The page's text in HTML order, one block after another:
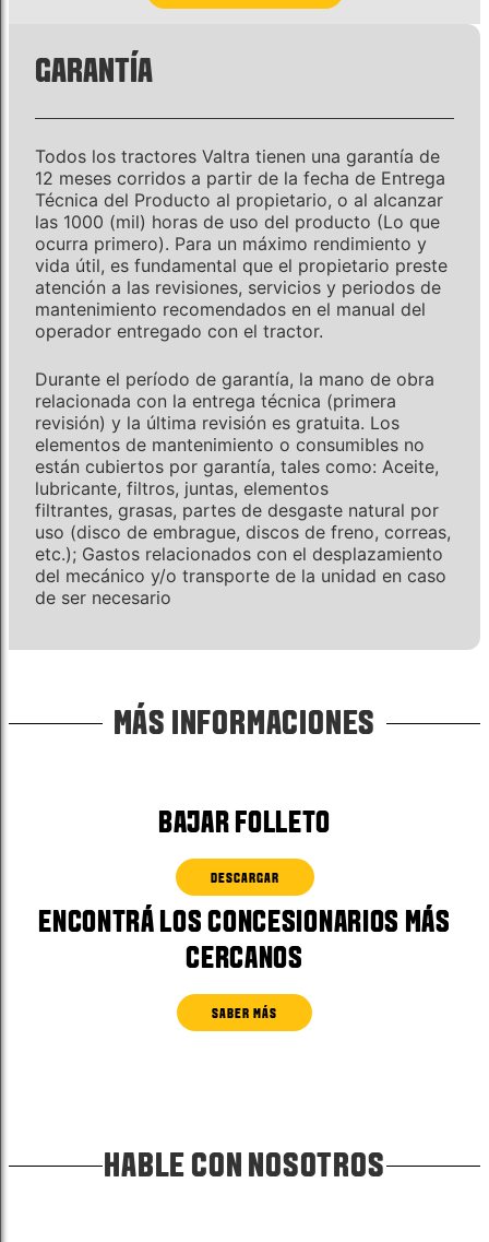
GARANTÍA
Todos los tractores Valtra tienen una garantía de
12 meses corridos a partir de la fecha de Entrega
Técnica del Producto al propietario, o al alcanzar
las 1000 (mil) horas de uso del producto (Lo que
ocurra primero). Para un máximo rendimiento y
vida útil, es fundamental que el propietario preste
atención a las revisiones, servicios y periodos de
mantenimiento recomendados en el manual del
operador entregado con el tractor.
Durante el período de garantía, la mano de obra
relacionada con la entrega técnica (primera
revisión) y la última revisión es gratuita. Los
elementos de mantenimiento o consumibles no
están cubiertos por garantía, tales como: Aceite,
lubricante, filtros, juntas, elementos
filtrantes, grasas, partes de desgaste natural por
uso (disco de embrague, discos de freno, correas,
etc.); Gastos relacionados con el desplazamiento
del mecánico y/o transporte de la unidad en caso
de ser necesario
MÁS INFORMACIONES
BAJAR FOLLETO
DESCARGAR
ENCONTRÁ LOS CONCESIONARIOS MÁS
CERCANOS
SABER MÁS
HABLE CON NOSOTROS